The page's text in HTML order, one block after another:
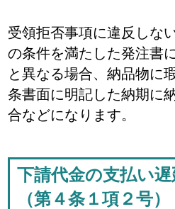
受領拒否事項に違反しな
の条件を満たした発注書
と異なる場合、納品物に
条書面に明記した納期に
合などになります。
下請代金の支払い
（第４条１項２号）